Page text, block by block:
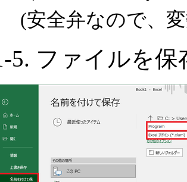
(安全弁なので、
5. ファイルを保